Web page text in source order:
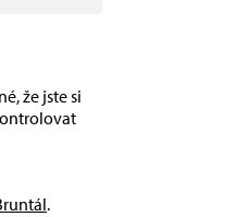
že jste si
.